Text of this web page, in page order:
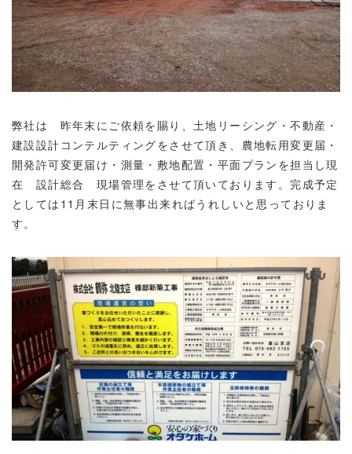
弊社は 昨年末にご依頼を賜り、土地リーシング・不動産・
建設設計コンテルティングをさせて頂き、農地転用変更届・
開発許可変更届け・測量・敷地配置・平面プランを担当し現
在 設計総合 現場管理をさせて頂いております。完成予定
としては11月末日に無事出来ればうれしいと思っておりま
す。